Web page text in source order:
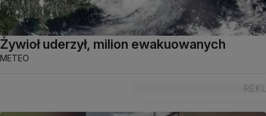
Żywioł uderzył, milion ewakuowanych
METEO